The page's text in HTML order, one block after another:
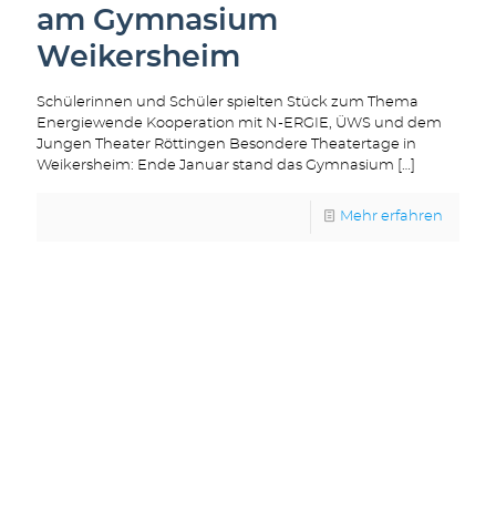
am Gymnasium
Weikersheim
Schülerinnen und Schüler spielten Stück zum Thema
Energiewende Kooperation mit N-ERGIE, ÜWS und dem
Jungen Theater Röttingen Besondere Theatertage in
Weikersheim: Ende Januar stand das Gymnasium […]
Mehr erfahren